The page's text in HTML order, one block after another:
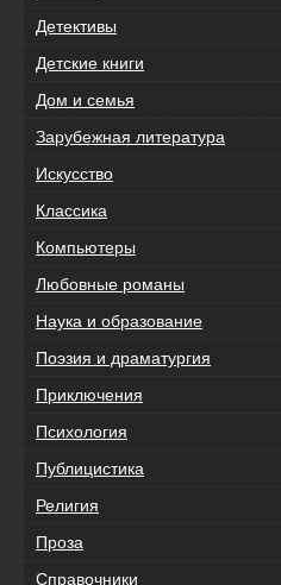
Детективы
Детские книги
Дом и семья
Зарубежная литература
Искусство
Классика
Компьютеры
Любовные романы
Наука и образование
Поэзия и драматургия
Приключения
Психология
Публицистика
Религия
Проза
Справочники